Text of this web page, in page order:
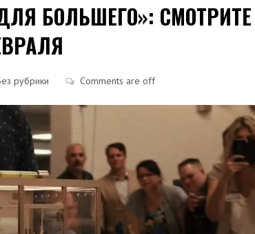
БОЛЬШЕГО»:
рубрики Comments are off